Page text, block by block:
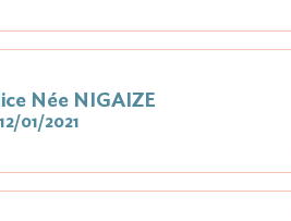
Née NIGAIZE
12/01/2021